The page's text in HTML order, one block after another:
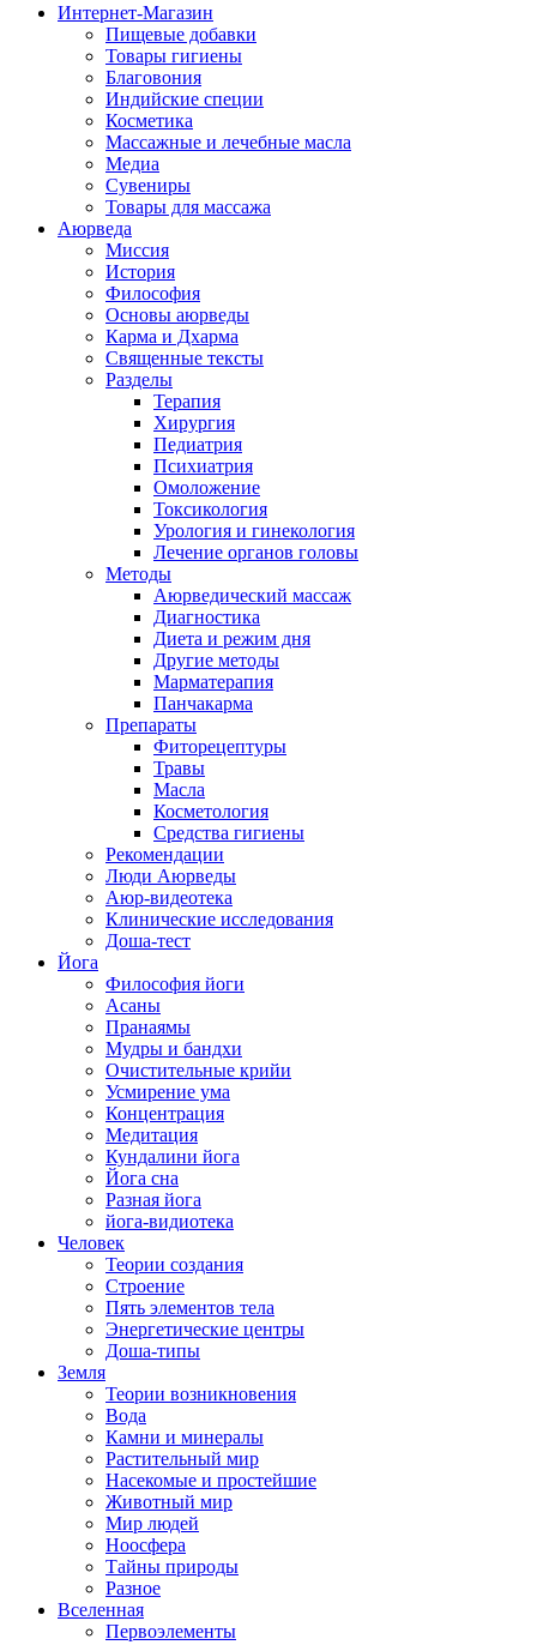
Интернет-Магазин
Пищевые добавки
Товары гигиены
Благовония
Индийские специи
Косметика
Массажные и лечебные масла
Медиа
Сувениры
Товары для массажа
Аюрведа
Миссия
История
Философия
Основы аюрведы
Карма и Дхарма
Священные тексты
Разделы
Терапия
Хирургия
Педиатрия
Психиатрия
Омоложение
Токсикология
Урология и гинекология
Лечение органов головы
Методы
Аюрведический массаж
Диагностика
Диета и режим дня
Другие методы
Марматерапия
Панчакарма
Препараты
Фиторецептуры
Травы
Масла
Косметология
Средства гигиены
Рекомендации
Люди Аюрведы
Аюр-видеотека
Клинические исследования
Доша-тест
Йога
Философия йоги
Асаны
Пранаямы
Мудры и бандхи
Очистительные крийи
Усмирение ума
Концентрация
Медитация
Кундалини йога
Йога сна
Разная йога
йога-видиотека
Человек
Теории создания
Строение
Пять элементов тела
Энергетические центры
Доша-типы
Земля
Теории возникновения
Вода
Камни и минералы
Растительный мир
Насекомые и простейшие
Животный мир
Мир людей
Ноосфера
Тайны природы
Разное
Вселенная
Первоэлементы